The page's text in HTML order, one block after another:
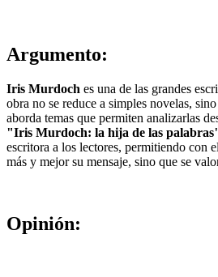
Argumento:
Iris Murdoch es una de las grandes
obra no se reduce a simples novelas,
aborda temas que permiten analizarlas
"Iris Murdoch: la hija de las
escritora a los lectores, permitiendo con
más y mejor su mensaje, sino que se
Opinión: